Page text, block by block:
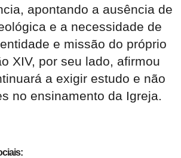
apontando a ausência de
e a necessidade de
e missão do próprio
XIV, por seu lado, afirmou
a exigir estudo e não
no ensinamento da Igreja.